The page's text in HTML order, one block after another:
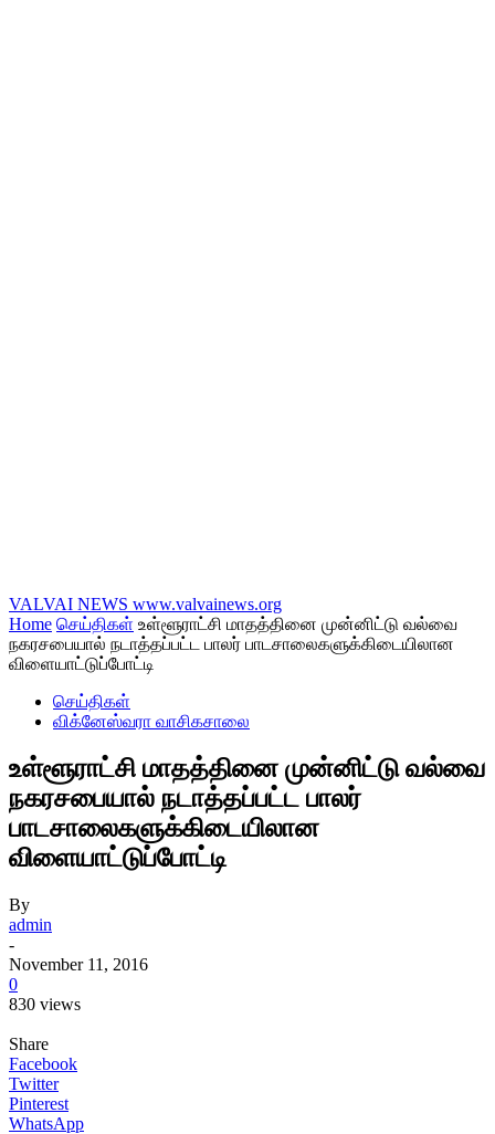
VALVAI NEWS www.valvainews.org
Home செய்திகள் உள்ளூராட்சி மாதத்தினை முன்னிட்டு வல்வை
நகரசபையால் நடாத்தப்பட்ட பாலர் பாடசாலைகளுக்கிடையிலான
விளையாட்டுப்போட்டி
செய்திகள்
விக்னேஸ்வரா வாசிகசாலை
உள்ளூராட்சி மாதத்தினை முன்னிட்டு வல்வை
நகரசபையால் நடாத்தப்பட்ட பாலர்
பாடசாலைகளுக்கிடையிலான
விளையாட்டுப்போட்டி
By
admin
-
November 11, 2016
0
830 views
Share
Facebook
Twitter
Pinterest
WhatsApp